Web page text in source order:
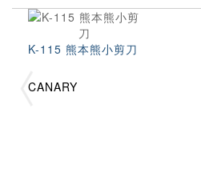
K-115 熊本熊小剪刀
CANARY